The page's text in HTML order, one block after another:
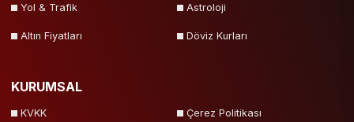
Yol & Trafik Astroloji
Altın Fiyatları Döviz Kurları
KURUMSAL
KVKK Çerez Politikası